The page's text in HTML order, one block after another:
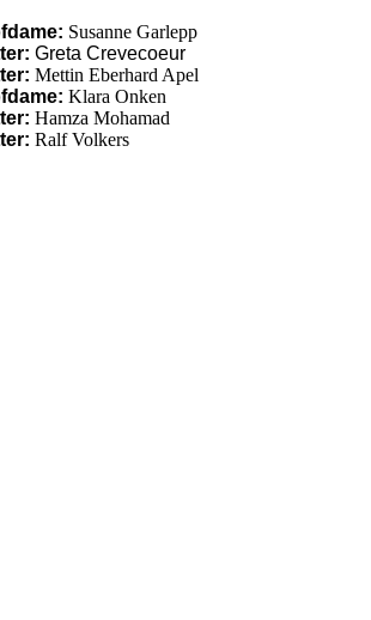
Susanne Garlepp
Greta Crevecoeur
Mettin Eberhard Apel
Klara Onken
Hamza Mohamad
Ralf Volkers